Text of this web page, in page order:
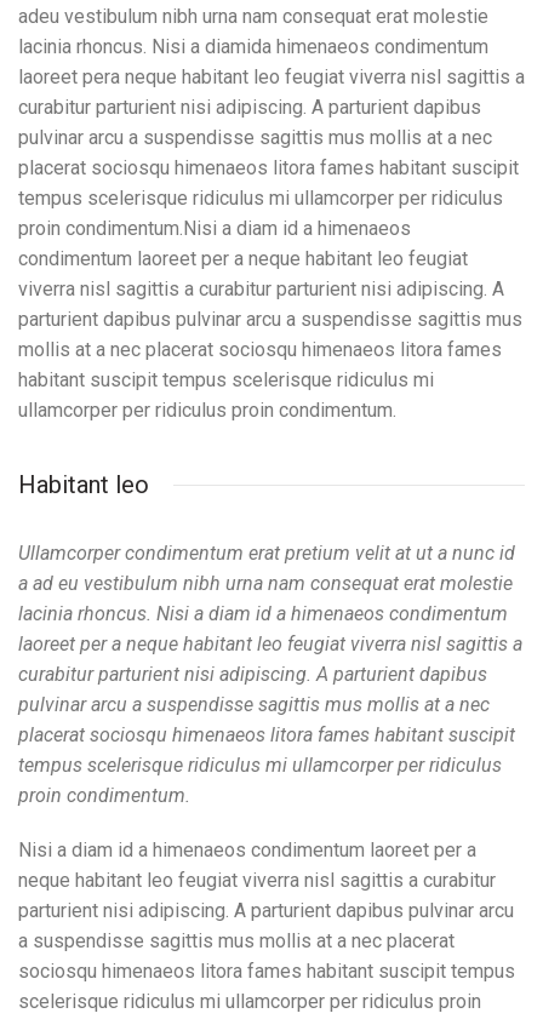
adeu vestibulum nibh urna nam consequat erat molestie
lacinia rhoncus. Nisi a diamida himenaeos condimentum
laoreet pera neque habitant leo feugiat viverra nisl sagittis a
curabitur parturient nisi adipiscing. A parturient dapibus
pulvinar arcu a suspendisse sagittis mus mollis at a nec
placerat sociosqu himenaeos litora fames habitant suscipit
tempus scelerisque ridiculus mi ullamcorper per ridiculus
proin condimentum. Nisi a diam id a himenaeos
condimentum laoreet per a neque habitant leo feugiat
viverra nisl sagittis a curabitur parturient nisi adipiscing. A
parturient dapibus pulvinar arcu a suspendisse sagittis mus
mollis at a nec placerat sociosqu himenaeos litora fames
habitant suscipit tempus scelerisque ridiculus mi
ullamcorper per ridiculus proin condimentum.
Habitant leo
Ullamcorper condimentum erat pretium velit at ut a nunc id
a ad eu vestibulum nibh urna nam consequat erat molestie
lacinia rhoncus. Nisi a diam id a himenaeos condimentum
laoreet per a neque habitant leo feugiat viverra nisl sagittis a
curabitur parturient nisi adipiscing. A parturient dapibus
pulvinar arcu a suspendisse sagittis mus mollis at a nec
placerat sociosqu himenaeos litora fames habitant suscipit
tempus scelerisque ridiculus mi ullamcorper per ridiculus
proin condimentum.
Nisi a diam id a himenaeos condimentum laoreet per a
neque habitant leo feugiat viverra nisl sagittis a curabitur
parturient nisi adipiscing. A parturient dapibus pulvinar arcu
a suspendisse sagittis mus mollis at a nec placerat
sociosqu himenaeos litora fames habitant suscipit tempus
scelerisque ridiculus mi ullamcorper per ridiculus proin